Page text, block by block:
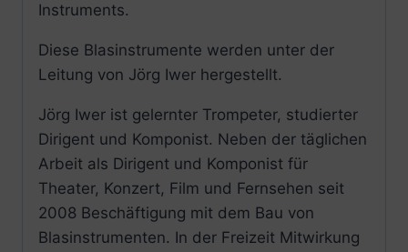
Instruments.
Diese Blasinstrumente werden unter der
Leitung von Jörg Iwer hergestellt.
Jörg Iwer ist gelernter Trompeter, studierter
Dirigent und Komponist. Neben der täglichen
Arbeit als Dirigent und Komponist für
Theater, Konzert, Film und Fernsehen seit
2008 Beschäftigung mit dem Bau von
Blasinstrumenten. In der Freizeit Mitwirkung